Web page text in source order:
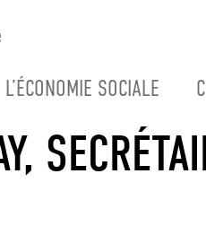
L’ÉCONOMIE SOCIALE